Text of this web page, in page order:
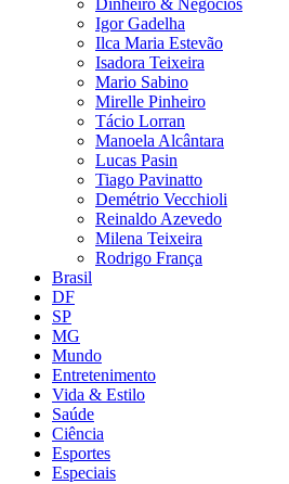
Dinheiro & Negócios
Igor Gadelha
Ilca Maria Estevão
Isadora Teixeira
Mario Sabino
Mirelle Pinheiro
Tácio Lorran
Manoela Alcântara
Lucas Pasin
Tiago Pavinatto
Demétrio Vecchioli
Reinaldo Azevedo
Milena Teixeira
Rodrigo França
Brasil
DF
SP
MG
Mundo
Entretenimento
Vida & Estilo
Saúde
Ciência
Esportes
Especiais